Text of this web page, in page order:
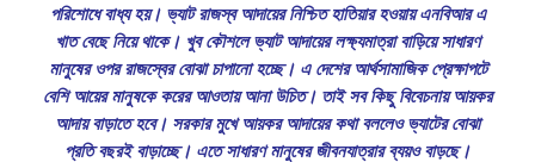
পরিশোধে বাধ্য হয়। ভ্যাট রাজস্ব আদায়ের নিশ্চিত হাতিয়ার হওয়ায় এনবিআর এ
খাত বেছে নিয়ে থাকে। খুব কৌশলে ভ্যাট আদায়ের লক্ষ্যমাত্রা বাড়িয়ে সাধারণ
মানুষের ওপর রাজস্বের বোঝা চাপানো হচ্ছে। এ দেশের আর্থসামাজিক প্রেক্ষাপটে
বেশি আয়ের মানুষকে করের আওতায় আনা উচিত। তাই সব কিছু বিবেচনায় আয়কর
আদায় বাড়াতে হবে। সরকার মুখে আয়কর আদায়ের কথা বললেও ভ্যাটের বোঝা
প্রতি বছরই বাড়াচ্ছে। এতে সাধারণ মানুষের জীবনযাত্রার ব্যয়ও বাড়ছে।